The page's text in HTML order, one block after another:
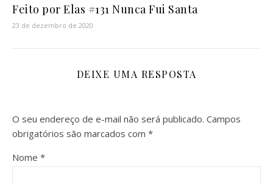
Feito por Elas #131 Nunca Fui Santa
23 de dezembro de 2020
DEIXE UMA RESPOSTA
O seu endereço de e-mail não será publicado. Campos
obrigatórios são marcados com *
Nome *